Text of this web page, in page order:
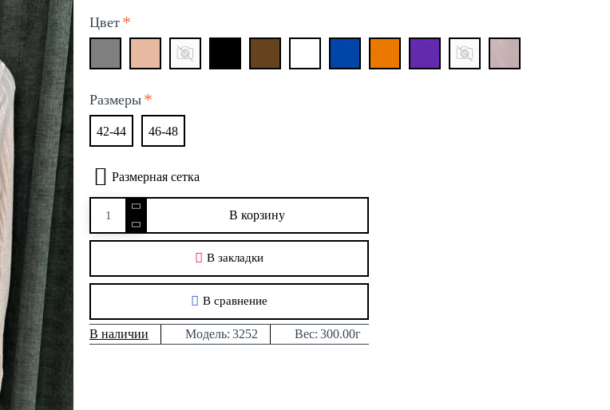
В наличии Модель: 3252 Вес: 300.00г
Цвет
Размеры
42-44 46-48
В корзину
В закладки
В сравнение
Размерная сетка